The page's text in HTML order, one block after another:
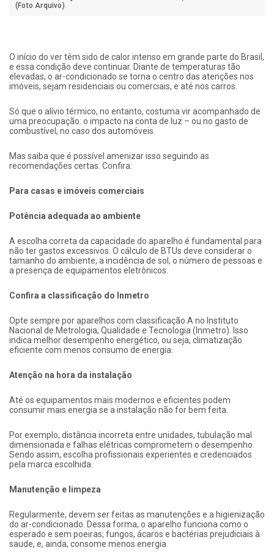
(Foto Arquivo)
O início do ver têm sido de calor intenso em grande parte do Brasil,
e essa condição deve continuar. Diante de temperaturas tão
elevadas, o ar-condicionado se torna o centro das atenções nos
imóveis, sejam residenciais ou comerciais, e até nos carros.
Só que o alívio térmico, no entanto, costuma vir acompanhado de
uma preocupação: o impacto na conta de luz – ou no gasto de
combustível, no caso dos automóveis.
Mas saiba que é possível amenizar isso seguindo as
recomendações certas. Confira:
Para casas e imóveis comerciais
Potência adequada ao ambiente
A escolha correta da capacidade do aparelho é fundamental para
não ter gastos excessivos. O cálculo de BTUs deve considerar o
tamanho do ambiente, a incidência de sol, o número de pessoas e
a presença de equipamentos eletrônicos.
Confira a classificação do Inmetro
Opte sempre por aparelhos com classificação A no Instituto
Nacional de Metrologia, Qualidade e Tecnologia (Inmetro). Isso
indica melhor desempenho energético, ou seja, climatização
eficiente com menos consumo de energia.
Atenção na hora da instalação
Até os equipamentos mais modernos e eficientes podem
consumir mais energia se a instalação não for bem feita.
Por exemplo, distância incorreta entre unidades, tubulação mal
dimensionada e falhas elétricas comprometem o desempenho.
Sendo assim, escolha profissionais experientes e credenciados
pela marca escolhida.
Manutenção e limpeza
Regularmente, devem ser feitas as manutenções e a higienização
do ar-condicionado. Dessa forma, o aparelho funciona como o
esperado e sem poeiras, fungos, ácaros e bactérias prejudiciais à
saude, e, ainda, consome menos energia.